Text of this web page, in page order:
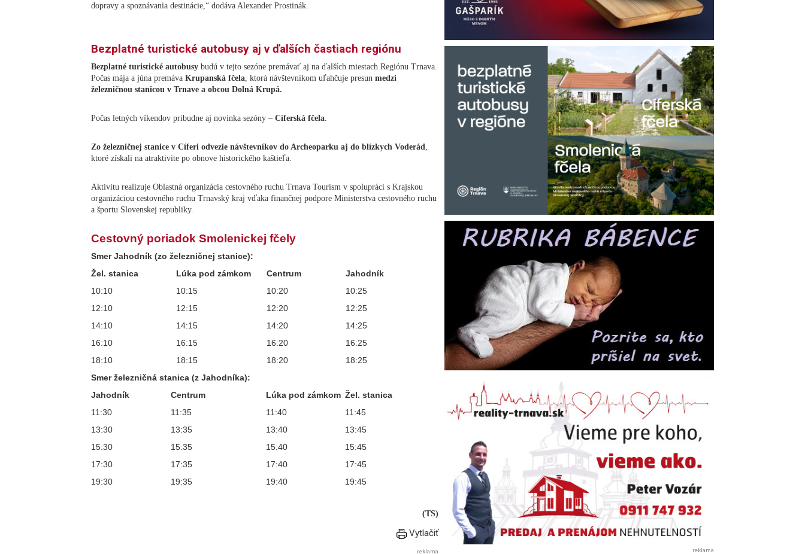
dopravy a spoznávania destinácie,“ dodáva Alexander Prostinák.
Bezplatné turistické autobusy aj v ďalších častiach regiónu
Bezplatné turistické autobusy budú v tejto sezóne premávať aj na ďalších miestach Regiónu Trnava.
Počas mája a júna premáva Krupanská fčela, ktorá návštevníkom uľahčuje presun medzi
železničnou stanicou v Trnave a obcou Dolná Krupá.
Počas letných víkendov pribudne aj novinka sezóny – Cíferská fčela.
Zo železničnej stanice v Cíferi odvezie návštevníkov do Archeoparku aj do blízkych Voderád,
ktoré získali na atraktivite po obnove historického kaštieľa.
Aktivitu realizuje Oblastná organizácia cestovného ruchu Trnava Tourism v spolupráci s Krajskou
organizáciou cestovného ruchu Trnavský kraj vďaka finančnej podpore Ministerstva cestovného ruchu
a športu Slovenskej republiky.
Cestovný poriadok Smolenickej fčely
Smer Jahodník (zo železničnej stanice):
Žel. stanica
Lúka pod zámkom Centrum
Jahodník
10:10
10:15 10:20
10:25
12:10
12:15 12:20
12:25
14:10
14:15 14:20
14:25
16:10
16:15 16:20
16:25
18:10
18:15 18:20
18:25
Smer železničná stanica (z Jahodníka):
Jahodník
Centrum Lúka pod zámkom Žel. stanica
11:30
11:35 11:40
11:45
13:30
13:35 13:40
13:45
15:30
15:35 15:40
15:45
17:30
17:35 17:40
17:45
19:30
19:35 19:40 19:45
(TS)
Vytlačiť
reklama reklama